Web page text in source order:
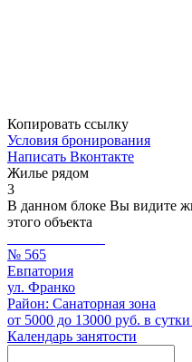
Копировать ссылку
Условия бронирования
Написать Вконтакте
Жилье рядом
3
В данном блоке Вы видите
этого объекта
№ 565
Евпатория
ул. Франко
Район: Санаторная зона
от 5000 до 13000 руб. в
Календарь занятости